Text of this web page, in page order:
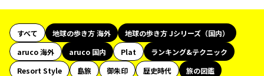
すべて 地球の歩き方 海外
地球の歩き方 Jシリーズ（国内）
aruco 海外
aruco 国内 Plat
ランキング&テクニック
Resort Style
島旅 御朱印 歴史時代
旅の図鑑